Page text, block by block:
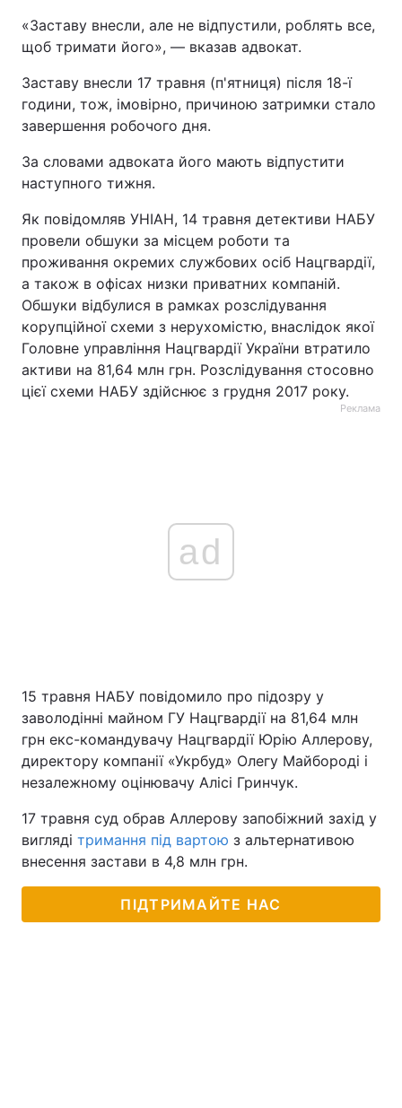
«Заставу внесли, але не відпустили, роблять все,
щоб тримати його», — вказав адвокат.
Заставу внесли 17 травня (п'ятниця) після 18-ї
години, тож, імовірно, причиною затримки стало
завершення робочого дня.
За словами адвоката його мають відпустити
наступного тижня.
Як повідомляв УНІАН, 14 травня детективи НАБУ
провели обшуки за місцем роботи та
проживання окремих службових осіб Нацгвардії,
а також в офісах низки приватних компаній.
Обшуки відбулися в рамках розслідування
корупційної схеми з нерухомістю, внаслідок якої
Головне управління Нацгвардії України втратило
активи на 81,64 млн грн. Розслідування стосовно
цієї схеми НАБУ здійснює з грудня 2017 року.
Реклама
ad
15 травня НАБУ повідомило про підозру у
заволодінні майном ГУ Нацгвардії на 81,64 млн
грн екс-командувачу Нацгвардії Юрію Аллерову,
директору компанії «Укрбуд» Олегу Майбороді і
незалежному оцінювачу Алісі Гринчук.
17 травня суд обрав Аллерову запобіжний захід у
вигляді тримання під вартою з альтернативою
внесення застави в 4,8 млн грн.
ПІДТРИМАЙТЕ НАС